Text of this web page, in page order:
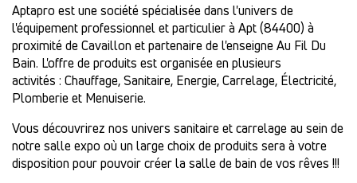
Aptapro est une société spécialisée dans l'univers de
l'équipement professionnel et particulier à Apt (84400) à
proximité de Cavaillon et partenaire de l'enseigne Au Fil Du
Bain. L'offre de produits est organisée en plusieurs
activités : Chauffage, Sanitaire, Energie, Carrelage, Électricité,
Plomberie et Menuiserie.
Vous découvrirez nos univers sanitaire et carrelage au sein de
notre salle expo où un large choix de produits sera à votre
disposition pour pouvoir créer la salle de bain de vos rêves !!!